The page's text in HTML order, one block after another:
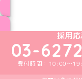
め
採用
03-
受付時間：10:00～